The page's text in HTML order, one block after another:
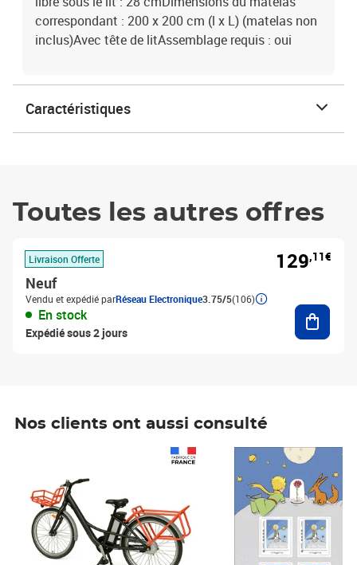
correspondant : 200 x 200 cm (l x L) (matelas non
inclus)Avec tête de litAssemblage requis : oui
Caractéristiques
Toutes les autres offres
Livraison Offerte
Neuf
Vendu et expédié parRéseau Electronique3.75/5(106)
En stock
Expédié sous 2 jours
129,11€
Nos clients ont aussi consulté
Prix 7,50€